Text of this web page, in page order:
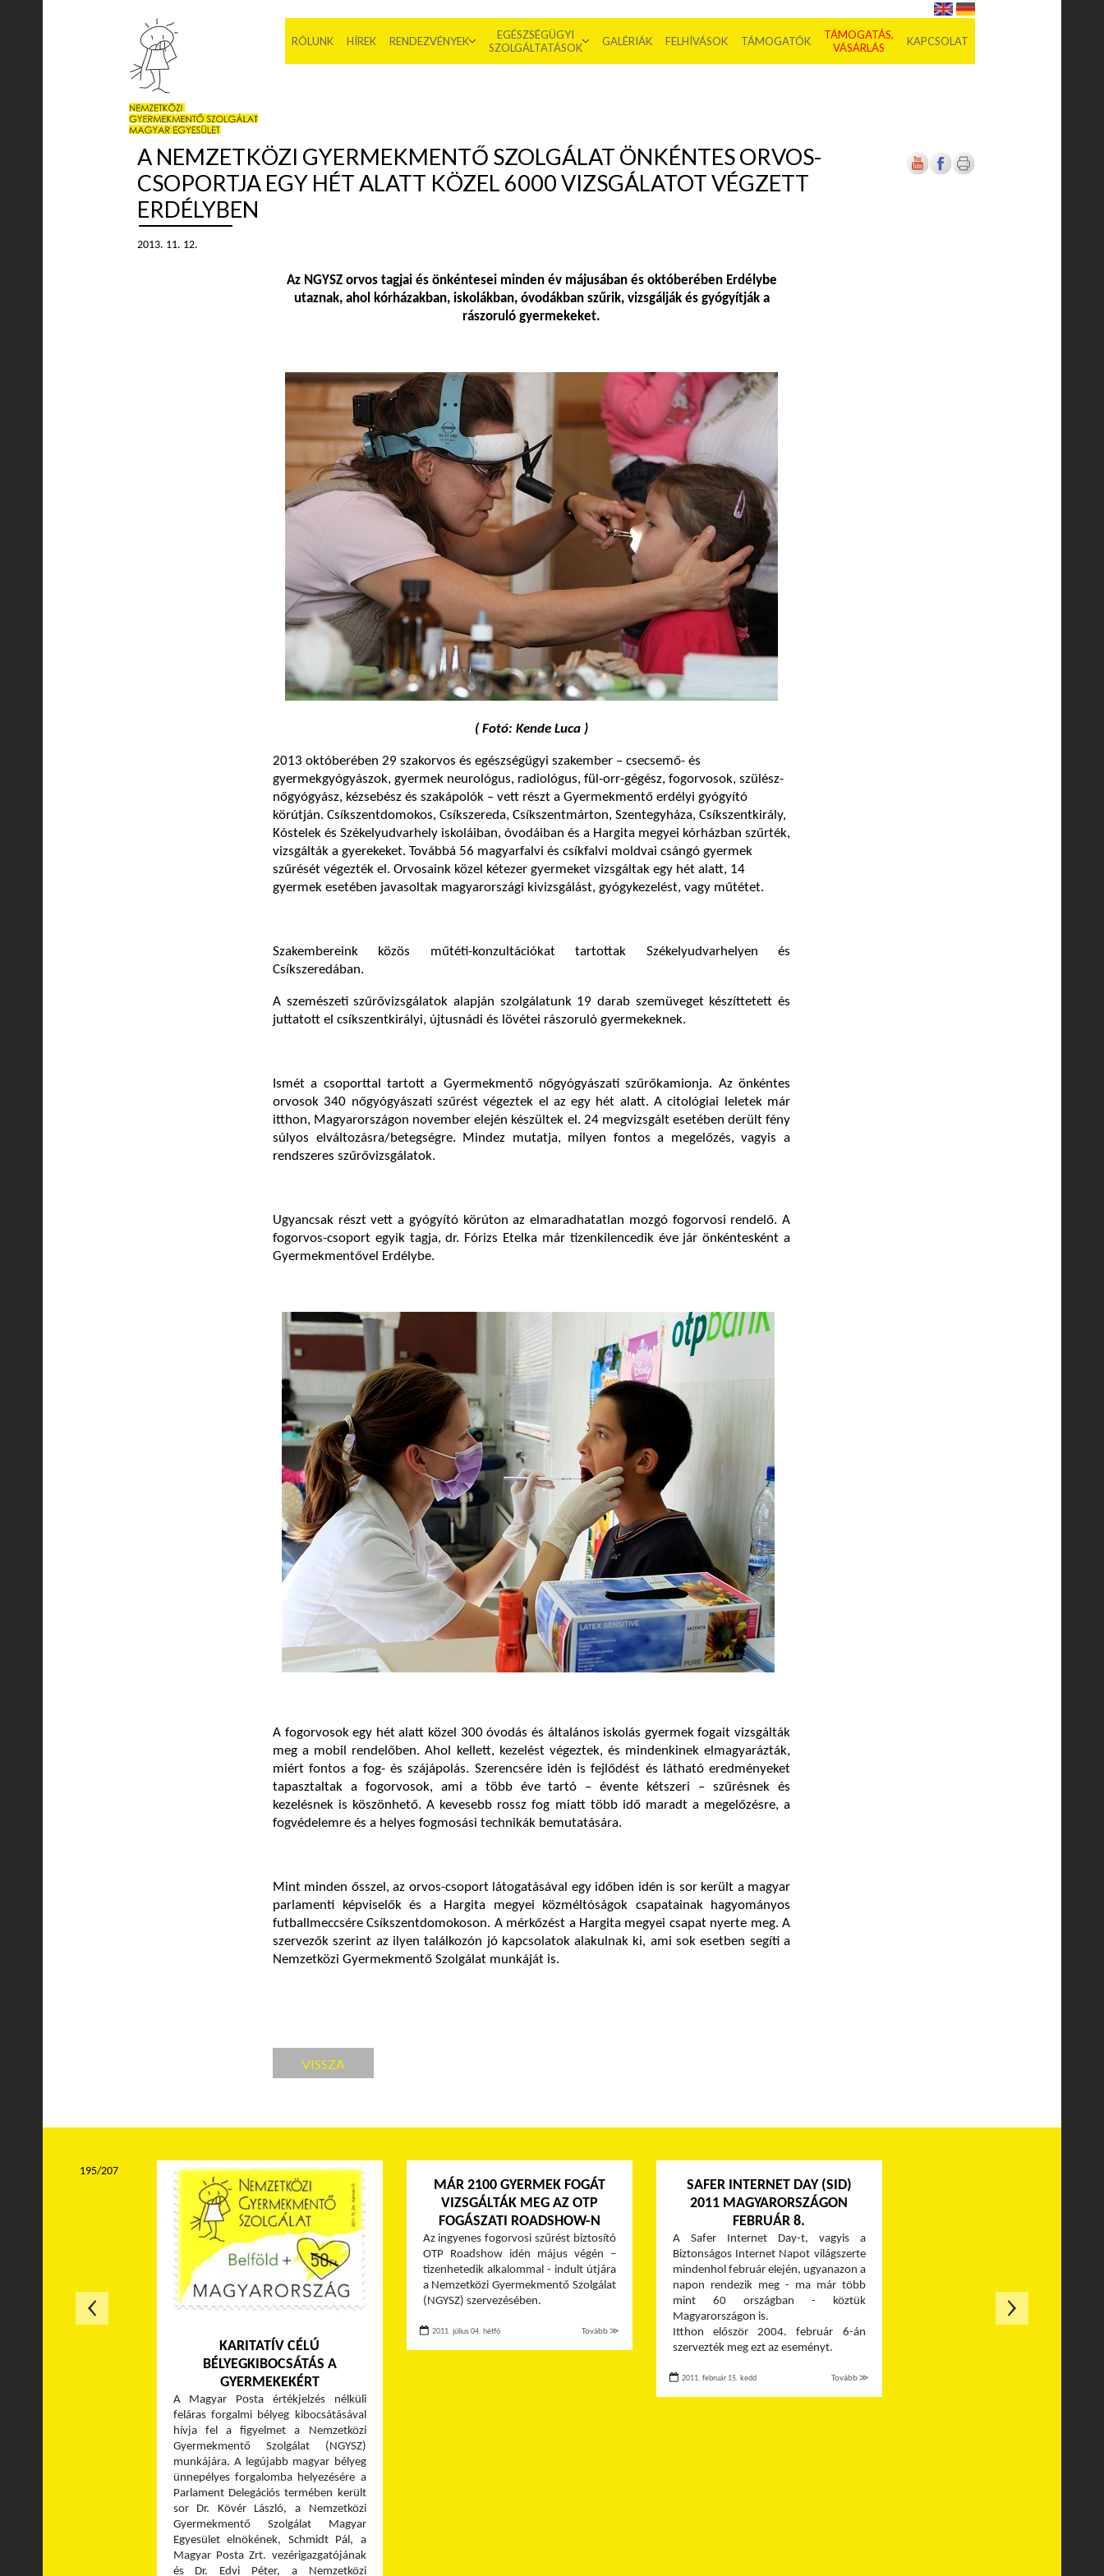
RÓLUNK HÍREK RENDEZVÉNYEK
EGÉSZSÉGÜGYI
SZOLGÁLTATÁSOK
GALÉRIÁK FELHÍVÁSOK TÁMOGATÓK
TÁMOGATÁS,
VÁSÁRLÁS
KAPCSOLAT
A NEMZETKÖZI GYERMEKMENTŐ SZOLGÁLAT ÖNKÉNTES ORVOS-
CSOPORTJA EGY HÉT ALATT KÖZEL 6000 VIZSGÁLATOT VÉGZETT
ERDÉLYBEN
2013. 11. 12.
Az NGYSZ orvos tagjai és önkéntesei minden év májusában és októberében Erdélybe
utaznak, ahol kórházakban, iskolákban, óvodákban szűrik, vizsgálják és gyógyítják a
rászoruló gyermekeket.
( Fotó: Kende Luca )
2013 októberében 29 szakorvos és egészségügyi szakember – csecsemő- és
gyermekgyógyászok, gyermek neurológus, radiológus, fül-orr-gégész, fogorvosok, szülész-
nőgyógyász, kézsebész és szakápolók – vett részt a Gyermekmentő erdélyi gyógyító
körútján. Csíkszentdomokos, Csíkszereda, Csíkszentmárton, Szentegyháza, Csíkszentkirály,
Kóstelek és Székelyudvarhely iskoláiban, óvodáiban és a Hargita megyei kórházban szűrték,
vizsgálták a gyerekeket. Továbbá 56 magyarfalvi és csíkfalvi moldvai csángó gyermek
szűrését végezték el. Orvosaink közel kétezer gyermeket vizsgáltak egy hét alatt, 14
gyermek esetében javasoltak magyarországi kivizsgálást, gyógykezelést, vagy műtétet.
Szakembereink közös műtéti-konzultációkat tartottak Székelyudvarhelyen és
Csíkszeredában.
A szemészeti szűrővizsgálatok alapján szolgálatunk 19 darab szemüveget készíttetett és
juttatott el csíkszentkirályi, újtusnádi és lövétei rászoruló gyermekeknek.
Ismét a csoporttal tartott a Gyermekmentő nőgyógyászati szűrőkamionja. Az önkéntes
orvosok 340 nőgyógyászati szűrést végeztek el az egy hét alatt. A citológiai leletek már
itthon, Magyarországon november elején készültek el. 24 megvizsgált esetében derült fény
súlyos elváltozásra/betegségre. Mindez mutatja, milyen fontos a megelőzés, vagyis a
rendszeres szűrővizsgálatok.
Ugyancsak részt vett a gyógyító körúton az elmaradhatatlan mozgó fogorvosi rendelő. A
fogorvos-csoport egyik tagja, dr. Fórizs Etelka már tizenkilencedik éve jár önkéntesként a
Gyermekmentővel Erdélybe.
A fogorvosok egy hét alatt közel 300 óvodás és általános iskolás gyermek fogait vizsgálták
meg a mobil rendelőben. Ahol kellett, kezelést végeztek, és mindenkinek elmagyarázták,
miért fontos a fog- és szájápolás. Szerencsére idén is fejlődést és látható eredményeket
tapasztaltak a fogorvosok, ami a több éve tartó – évente kétszeri – szűrésnek és
kezelésnek is köszönhető. A kevesebb rossz fog miatt több idő maradt a megelőzésre, a
fogvédelemre és a helyes fogmosási technikák bemutatására.
Mint minden ősszel, az orvos-csoport látogatásával egy időben idén is sor került a magyar
parlamenti képviselők és a Hargita megyei közméltóságok csapatainak hagyományos
futballmeccsére Csíkszentdomokoson. A mérkőzést a Hargita megyei csapat nyerte meg. A
szervezők szerint az ilyen találkozón jó kapcsolatok alakulnak ki, ami sok esetben segíti a
Nemzetközi Gyermekmentő Szolgálat munkáját is.
VISSZA
KARITATÍV CÉLÚ
BÉLYEGKIBOCSÁTÁS A
GYERMEKEKÉRT
A Magyar Posta értékjelzés nélküli
feláras forgalmi bélyeg kibocsátásával
hívja fel a figyelmet a Nemzetközi
Gyermekmentő Szolgálat (NGYSZ)
munkájára. A legújabb magyar bélyeg
ünnepélyes forgalomba helyezésére a
Parlament Delegációs termében került
sor Dr. Kövér László, a Nemzetközi
Gyermekmentő Szolgálat Magyar
Egyesület elnökének, Schmidt Pál, a
Magyar Posta Zrt. vezérigazgatójának
és Dr. Edvi Péter, a Nemzetközi
MÁR 2100 GYERMEK FOGÁT
VIZSGÁLTÁK MEG AZ OTP
FOGÁSZATI ROADSHOW-N
Az ingyenes fogorvosi szűrést biztosító
OTP Roadshow idén május végén –
tizenhetedik alkalommal - indult útjára
a Nemzetközi Gyermekmentő Szolgálat
(NGYSZ) szervezésében.
2011. július 04. hétfő Tovább ≫
SAFER INTERNET DAY (SID)
2011 MAGYARORSZÁGON
FEBRUÁR 8.
A Safer Internet Day-t, vagyis a
Biztonságos Internet Napot világszerte
mindenhol február elején, ugyanazon a
napon rendezik meg - ma már több
mint 60 országban - köztük
Magyarországon is.
Itthon először 2004. február 6-án
szervezték meg ezt az eseményt.
2011. február 15. kedd Tovább ≫
195/207